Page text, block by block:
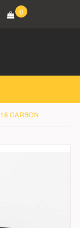
0
CARBON